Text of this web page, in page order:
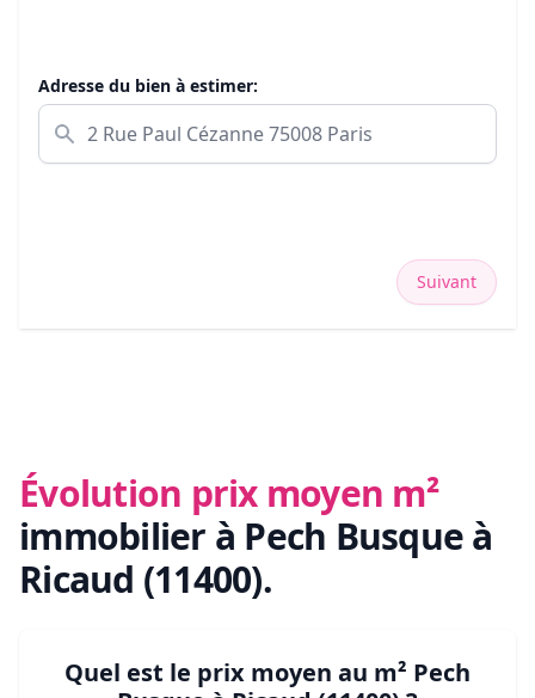
Adresse du bien à estimer:
Suivant
Évolution prix moyen m²
immobilier à Pech Busque à
Ricaud (11400).
Quel est le prix moyen au m² Pech